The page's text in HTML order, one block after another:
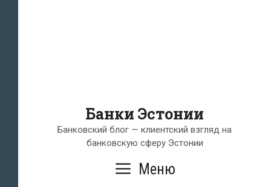
Банки Эстонии
Банковский блог — клиентский взгляд на
банковскую сферу Эстонии
Меню